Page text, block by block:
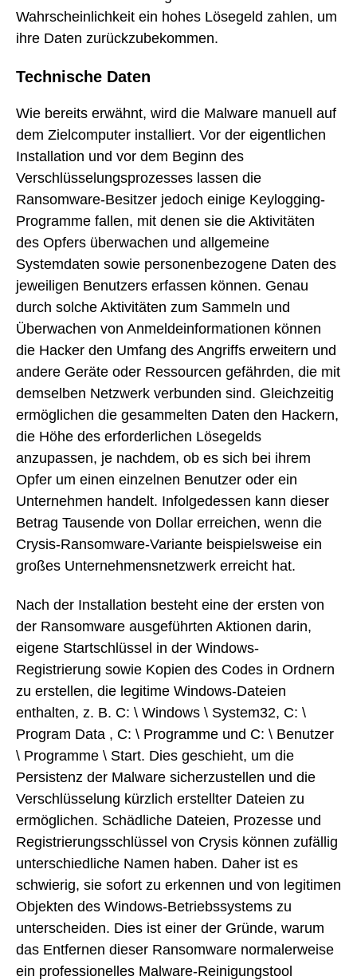
Wahrscheinlichkeit ein hohes Lösegeld zahlen, um
ihre Daten zurückzubekommen.
Technische Daten
Wie bereits erwähnt, wird die Malware manuell auf
dem Zielcomputer installiert. Vor der eigentlichen
Installation und vor dem Beginn des
Verschlüsselungsprozesses lassen die
Ransomware-Besitzer jedoch einige Keylogging-
Programme fallen, mit denen sie die Aktivitäten
des Opfers überwachen und allgemeine
Systemdaten sowie personenbezogene Daten des
jeweiligen Benutzers erfassen können. Genau
durch solche Aktivitäten zum Sammeln und
Überwachen von Anmeldeinformationen können
die Hacker den Umfang des Angriffs erweitern und
andere Geräte oder Ressourcen gefährden, die mit
demselben Netzwerk verbunden sind. Gleichzeitig
ermöglichen die gesammelten Daten den Hackern,
die Höhe des erforderlichen Lösegelds
anzupassen, je nachdem, ob es sich bei ihrem
Opfer um einen einzelnen Benutzer oder ein
Unternehmen handelt. Infolgedessen kann dieser
Betrag Tausende von Dollar erreichen, wenn die
Crysis-Ransomware-Variante beispielsweise ein
großes Unternehmensnetzwerk erreicht hat.
Nach der Installation besteht eine der ersten von
der Ransomware ausgeführten Aktionen darin,
eigene Startschlüssel in der Windows-
Registrierung sowie Kopien des Codes in Ordnern
zu erstellen, die legitime Windows-Dateien
enthalten, z. B. C: \ Windows \ System32, C: \
Program Data , C: \ Programme und C: \ Benutzer
\ Programme \ Start. Dies geschieht, um die
Persistenz der Malware sicherzustellen und die
Verschlüsselung kürzlich erstellter Dateien zu
ermöglichen. Schädliche Dateien, Prozesse und
Registrierungsschlüssel von Crysis können zufällig
unterschiedliche Namen haben. Daher ist es
schwierig, sie sofort zu erkennen und von legitimen
Objekten des Windows-Betriebssystems zu
unterscheiden. Dies ist einer der Gründe, warum
das Entfernen dieser Ransomware normalerweise
ein professionelles Malware-Reinigungstool